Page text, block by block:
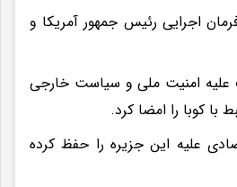
اجرایی رئیس جمهور آمریکا و
علیه امنیت ملی و سیاست خارجی
با کوبا را امضا کرد.
علیه این جزیره را حفظ کرده